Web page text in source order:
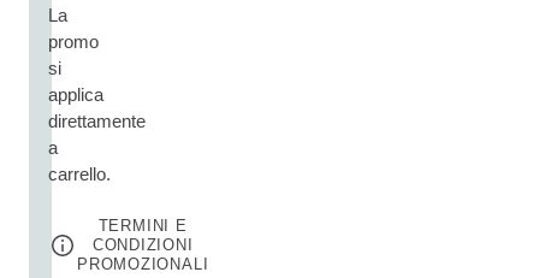
La
promo
si
applica
direttamente
a
carrello.
TERMINI E
CONDIZIONI
PROMOZIONALI